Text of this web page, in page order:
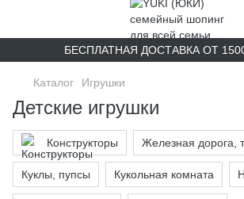
БЕСПЛАТНАЯ ДОСТАВКА ОТ
Каталог Игрушки
Детские игрушки
Конструкторы Железная дорога,
Куклы, пупсы Кукольная комната